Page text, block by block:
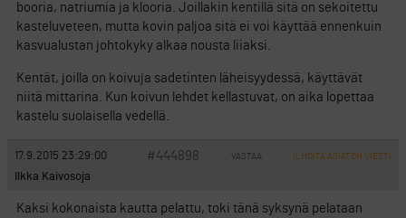
booria, natriumia ja klooria. Joillakin kentillä sitä on sekoitettu
kasteluveteen, mutta kovin paljoa sitä ei voi käyttää ennenkuin
kasvualustan johtokyky alkaa nousta liiaksi.
Kentät, joilla on koivuja sadetinten läheisyydessä, käyttävät
niitä mittarina. Kun koivun lehdet kellastuvat, on aika lopettaa
kastelu suolaisella vedellä.
17.9.2015 23:29:00 #444898 VASTAA ILMOITA ASIATON VIESTI
Ilkka Kaivosoja
Kaksi kokonaista kautta pelattu, toki tänä syksynä pelataan